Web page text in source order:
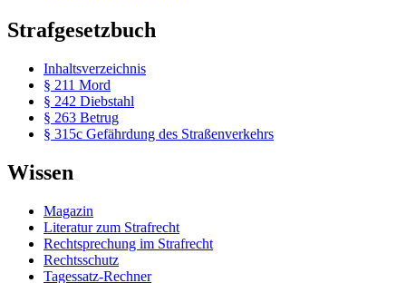
Strafgesetzbuch
Inhaltsverzeichnis
§ 211 Mord
§ 242 Diebstahl
§ 263 Betrug
§ 315c Gefährdung des Straßenverkehrs
Wissen
Magazin
Literatur zum Strafrecht
Rechtsprechung im Strafrecht
Rechtsschutz
Tagessatz-Rechner